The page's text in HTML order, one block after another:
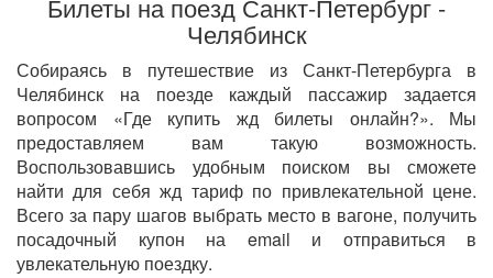
Билеты на поезд Санкт-Петербург -
Челябинск
Собираясь в путешествие из Санкт-Петербурга в
Челябинск на поезде каждый пассажир задается
вопросом «Где купить жд билеты онлайн?». Мы
предоставляем вам такую возможность.
Воспользовавшись удобным поиском вы сможете
найти для себя жд тариф по привлекательной цене.
Всего за пару шагов выбрать место в вагоне, получить
посадочный купон на email и отправиться в
увлекательную поездку.